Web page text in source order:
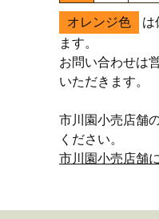
オレンジ色
は
ます。
お問い合わせは
いただきます。
市川園小売店舗
ください。
市川園小売店舗